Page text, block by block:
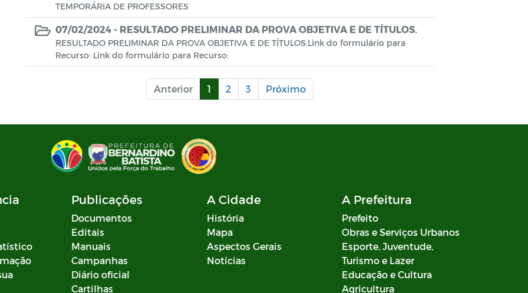
TEMPORÁRIA DE PROFESSORES
07/02/2024 - RESULTADO PRELIMINAR DA PROVA OBJETIVA E DE TÍTULOS.
RESULTADO PRELIMINAR DA PROVA OBJETIVA E DE TÍTULOS.Link do formulário para
Recurso: Link do formulário para Recurso:
Anterior 1 2 3 Próximo
Publicações
Documentos
Editais
Manuais
Campanhas
Diário oficial
Cartilhas
A Cidade
História
Mapa
Aspectos Gerais
Notícias
A Prefeitura
Prefeito
Obras e Serviços Urbanos
Esporte, Juventude,
Turismo e Lazer
Educação e Cultura
Agricultura